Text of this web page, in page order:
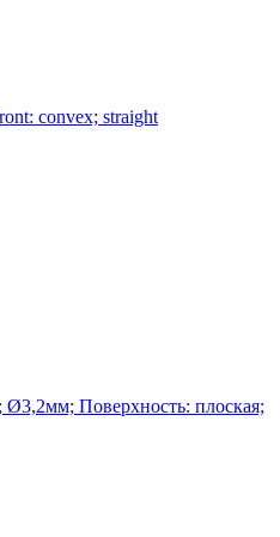
convex; straight
Ø3,2мм; Поверхность: плоская;